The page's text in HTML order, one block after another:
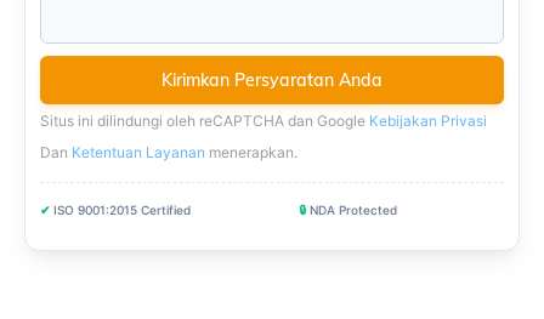
Situs ini dilindungi oleh reCAPTCHA dan Google Kebijakan Privasi
Dan Ketentuan Layanan menerapkan.
✔ ISO 9001:2015 Certified 🔒 NDA Protected